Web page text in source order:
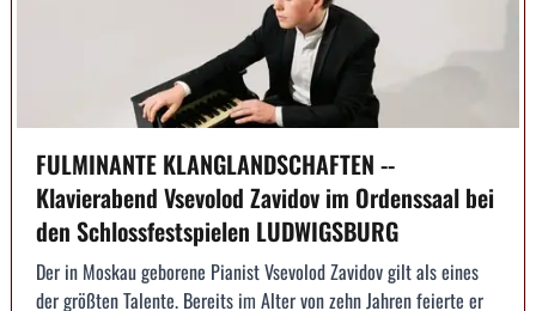
FULMINANTE KLANGLANDSCHAFTEN --
Klavierabend Vsevolod Zavidov im Ordenssaal bei
den Schlossfestspielen LUDWIGSBURG
Der in Moskau geborene Pianist Vsevolod Zavidov gilt als eines
der größten Talente. Bereits im Alter von zehn Jahren feierte er